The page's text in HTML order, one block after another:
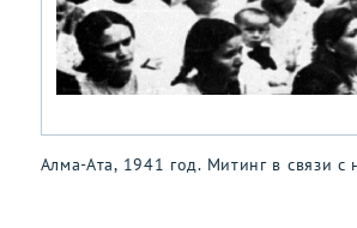
Алма-Ата, 1941 год. Митинг в связи